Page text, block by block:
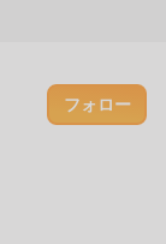
フォロー